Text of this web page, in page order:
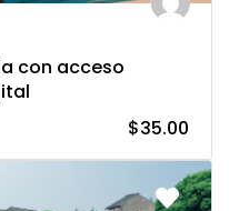
con acceso
$35.00